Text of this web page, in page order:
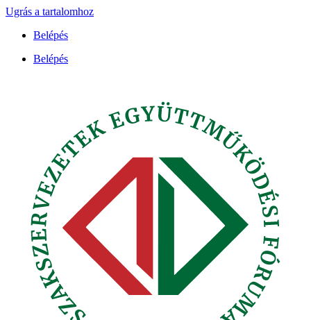
Ugrás a tartalomhoz
Belépés
Belépés